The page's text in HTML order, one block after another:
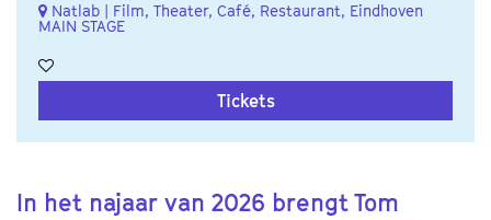
Natlab | Film, Theater, Café, Restaurant, Eindhoven
MAIN STAGE
Tickets
In het najaar van 2026 brengt Tom